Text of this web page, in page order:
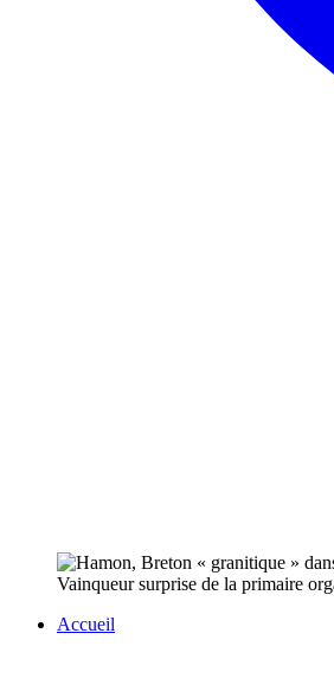
Vainqueur surprise de la primaire
Accueil